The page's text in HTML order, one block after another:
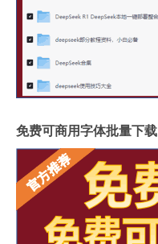
免费可商用字体批量下载